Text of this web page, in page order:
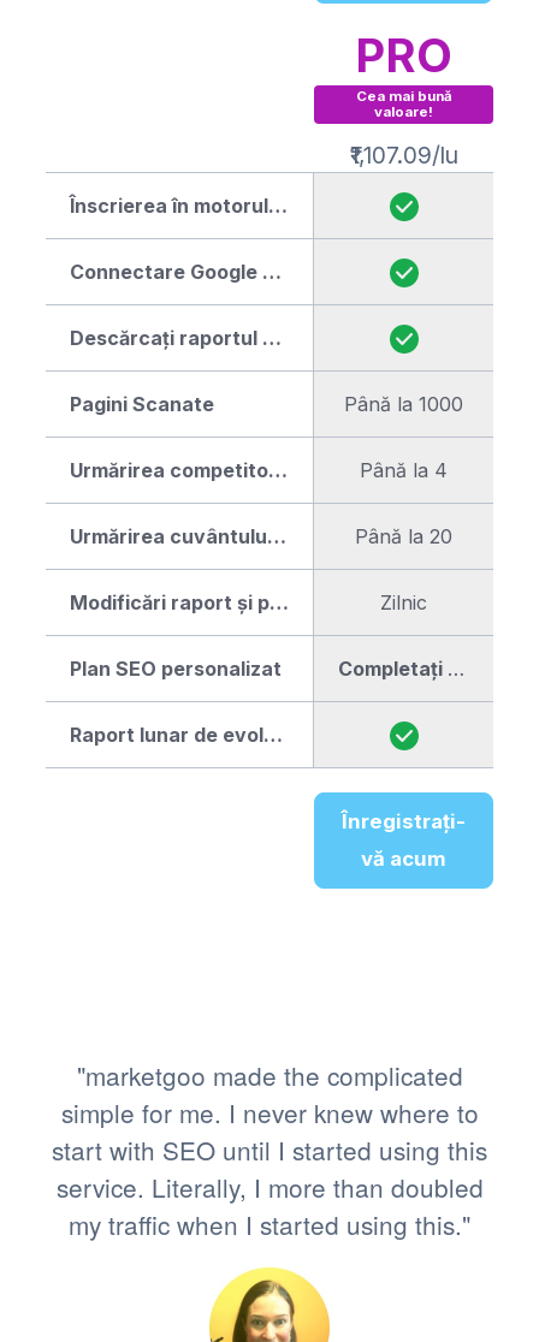
Înscrierea în motorul de căutare
Connectare Google Analytics
Descărcați raportul SEO ca PDF
Pagini Scanate
Urmărirea competitorilor
Urmărirea cuvântului cheie și optimizarea
Modificări raport și plan
Plan SEO personalizat
Raport lunar de evolutie
PRO
Cea mai bună
valoare!
₹1,107.09/lu
Până la 1000
Până la 4
Până la 20
Zilnic
Completați
cu ghidul
Înregistrați-
vă acum
"marketgoo made the complicated
simple for me. I never knew where to
start with SEO until I started using this
service. Literally, I more than doubled
my traffic when I started using this."